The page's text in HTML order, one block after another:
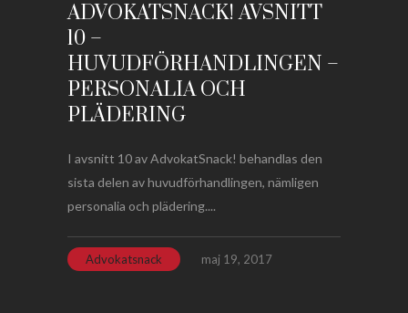
ADVOKATSNACK! AVSNITT
10 –
HUVUDFÖRHANDLINGEN –
PERSONALIA OCH
PLÄDERING
I avsnitt 10 av AdvokatSnack! behandlas den
sista delen av huvudförhandlingen, nämligen
personalia och plädering....
Advokatsnack maj 19, 2017